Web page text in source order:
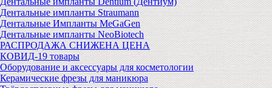
Дентальные импланты Straumann
Дентальные Импланты MeGaGen
Дентальные импланты NeoBiotech
РАСПРОДАЖА СНИЖЕНА ЦЕНА
КОВИД-19 товары
Оборудование и аксессуары для косметологии
Керамические фрезы для маникюра